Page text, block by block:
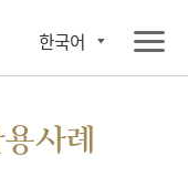
한국어
사례